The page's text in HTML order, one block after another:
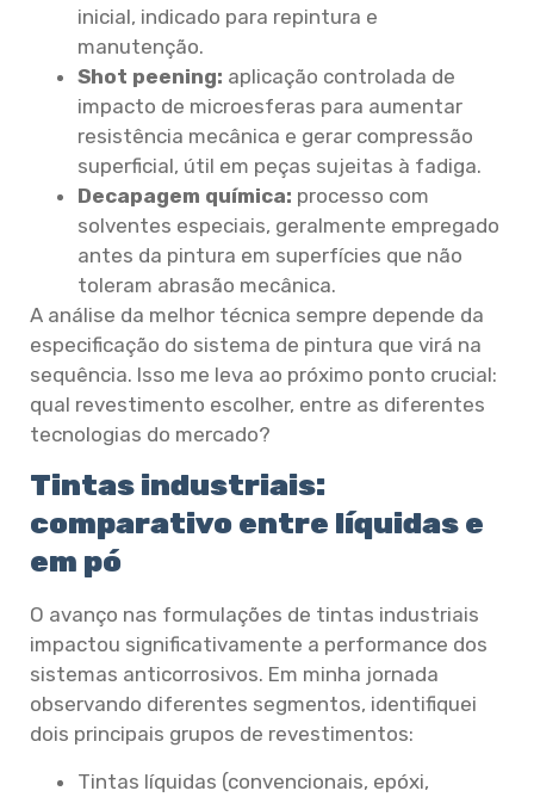
inicial, indicado para repintura e
manutenção.
Shot peening: aplicação controlada de
impacto de microesferas para aumentar
resistência mecânica e gerar compressão
superficial, útil em peças sujeitas à fadiga.
Decapagem química: processo com
solventes especiais, geralmente empregado
antes da pintura em superfícies que não
toleram abrasão mecânica.
A análise da melhor técnica sempre depende da
especificação do sistema de pintura que virá na
sequência. Isso me leva ao próximo ponto crucial:
qual revestimento escolher, entre as diferentes
tecnologias do mercado?
Tintas industriais:
comparativo entre líquidas e
em pó
O avanço nas formulações de tintas industriais
impactou significativamente a performance dos
sistemas anticorrosivos. Em minha jornada
observando diferentes segmentos, identifiquei
dois principais grupos de revestimentos:
Tintas líquidas (convencionais, epóxi,